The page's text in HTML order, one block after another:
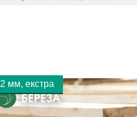
мм, екстра